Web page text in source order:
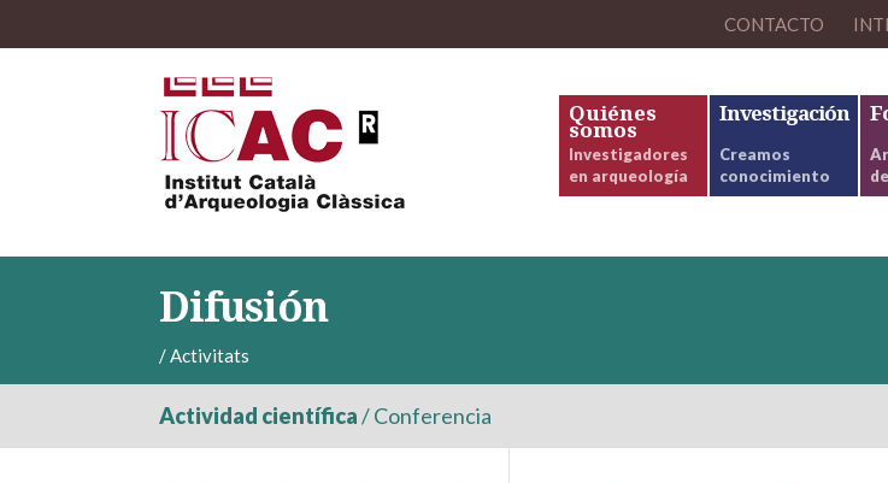
CONTACTO
Quiénes
somos
Investigadores
en arqueología
Investigación
Creamos
conocimiento
Difusión
/Activitats
Actividad científica/Conferencia